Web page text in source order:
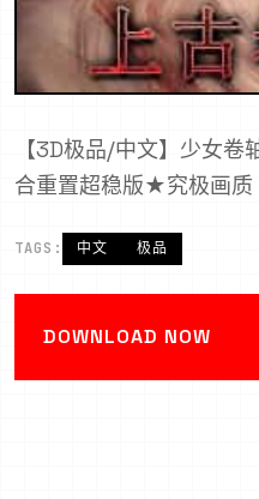
【3D极品/中文】少女
合重置超稳版★究极画质
TAGS: 中文 极品
DOWNLOAD NOW